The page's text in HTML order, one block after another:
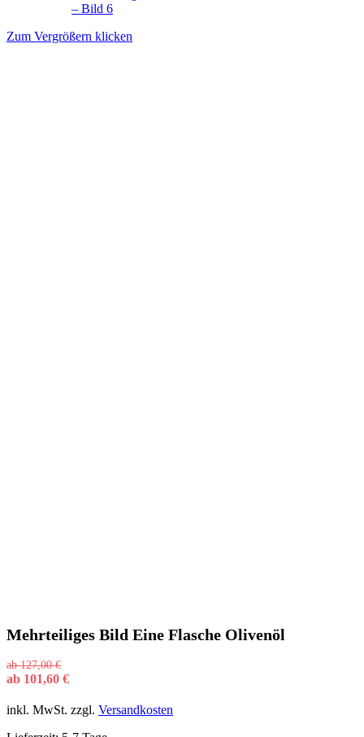
Zum Vergrößern klicken
Mehrteiliges Bild Eine Flasche Olivenöl
ab127,00€
ab 101,60 €
inkl. MwSt. zzgl. Versandkosten